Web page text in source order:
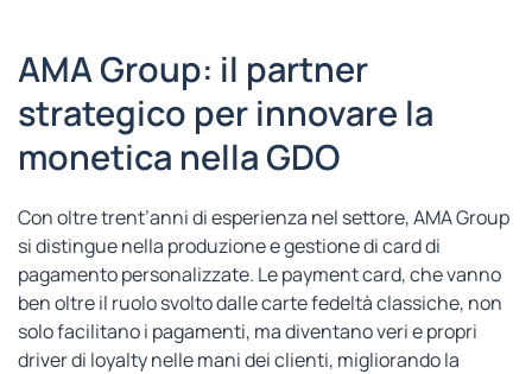
AMA Group: il partner
strategico per innovare la
monetica nella GDO
Con oltre trent’anni di esperienza nel settore, AMA Group
si distingue nella produzione e gestione di card di
pagamento personalizzate. Le payment card, che vanno
ben oltre il ruolo svolto dalle carte fedeltà classiche, non
solo facilitano i pagamenti, ma diventano veri e propri
driver di loyalty nelle mani dei clienti, migliorando la